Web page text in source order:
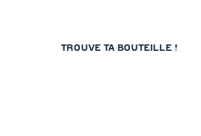
TROUVE TA BOUTEILLE !